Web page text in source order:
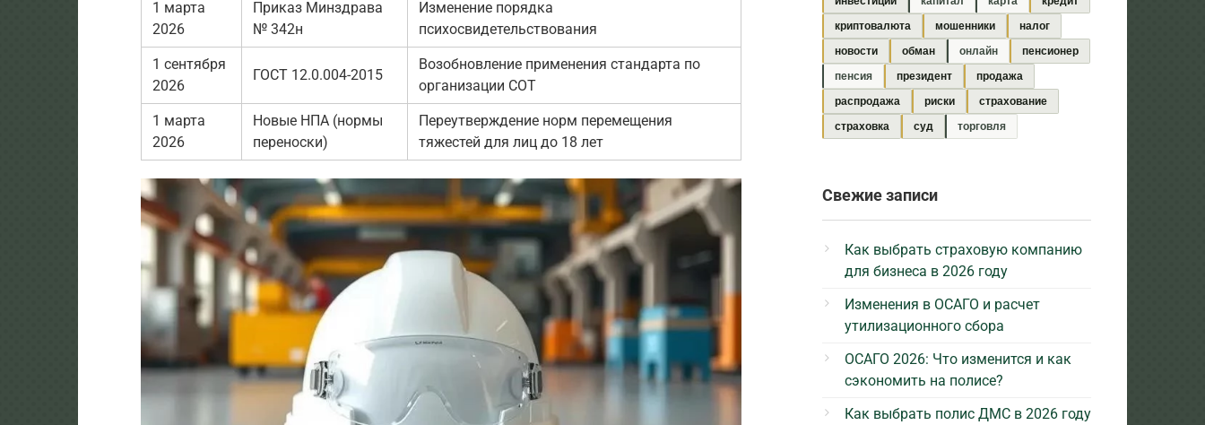
1 марта
2026
Приказ Минздрава
№ 342н
Изменение порядка
психосвидетельствования
1 сентября
2026
ГОСТ 12.0.004-2015
Возобновление применения стандарта по
организации СОТ
1 марта
2026
Новые НПА (нормы
переноски)
Переутверждение норм перемещения
тяжестей для лиц до 18 лет
криптовалюта
мошенники
налог
новости
обман онлайн
пенсионер
пенсия
президент
продажа
распродажа
риски
страхование
страховка
суд торговля
Свежие записи
Как выбрать страховую компанию
для бизнеса в 2026 году
Изменения в ОСАГО и расчет
утилизационного сбора
ОСАГО 2026: Что изменится и как
сэкономить на полисе?
Как выбрать полис ДМС в 2026 году